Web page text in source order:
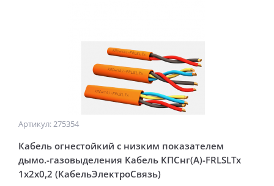
Артикул: 275354
Кабель огнестойкий с низким показателем
дымо.-газовыделения Кабель КПСнг(А)-FRLSLTx
1x2x0,2 (КабельЭлектроСвязь)